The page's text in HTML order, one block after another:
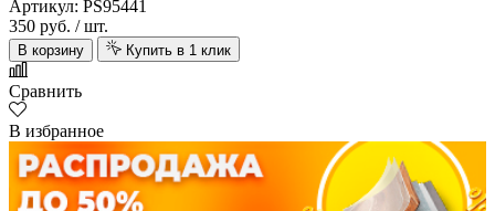
Артикул: PS95441
350 руб. / шт.
В корзину Купить в 1 клик
Сравнить
В избранное